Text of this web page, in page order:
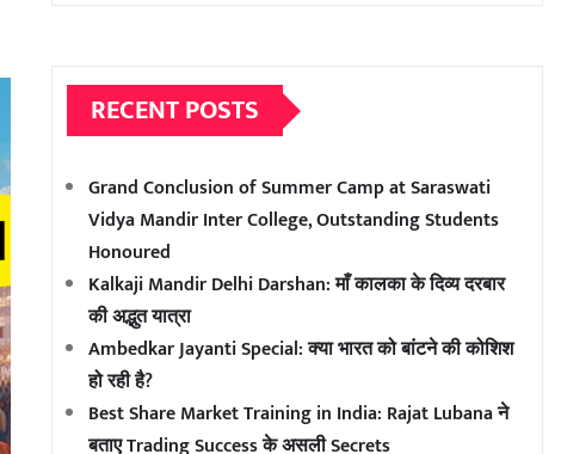
RECENT POSTS
Grand Conclusion of Summer Camp at Saraswati
Vidya Mandir Inter College, Outstanding Students
Honoured
Kalkaji Mandir Delhi Darshan: माँ कालका के दिव्य दरबार
की अद्भुत यात्रा
Ambedkar Jayanti Special: क्या भारत को बांटने की कोशिश
हो रही है?
Best Share Market Training in India: Rajat Lubana ने
बताए Trading Success के असली Secrets